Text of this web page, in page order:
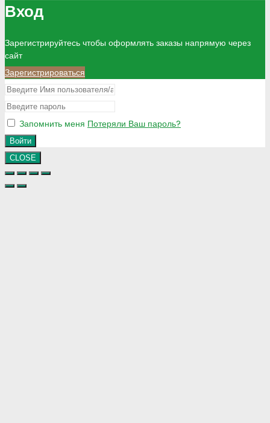
Вход
Зарегистрируйтесь чтобы оформлять заказы напрямую через
сайт
Зарегистрироваться
Запомнить меня Потеряли Ваш пароль?
Войти
CLOSE